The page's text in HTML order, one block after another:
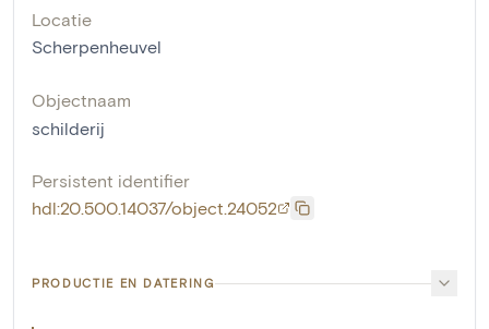
Locatie
Scherpenheuvel
Objectnaam
schilderij
Persistent identifier
hdl:20.500.14037/object.24052
PRODUCTIE EN DATERING